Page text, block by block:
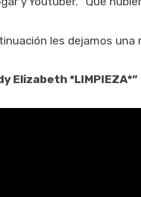
les dejamos
Elizabeth *LIMPIEZA*”